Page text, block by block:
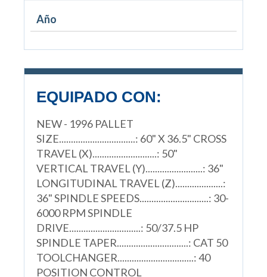
Año
EQUIPADO CON:
NEW - 1996 PALLET
SIZE................................: 60" X 36.5" CROSS
TRAVEL (X)...........................: 50"
VERTICAL TRAVEL (Y)........................: 36"
LONGITUDINAL TRAVEL (Z)....................:
36" SPINDLE SPEEDS.............................: 30-
6000 RPM SPINDLE
DRIVE..............................: 50/37.5 HP
SPINDLE TAPER..............................: CAT 50
TOOLCHANGER................................: 40
POSITION CONTROL